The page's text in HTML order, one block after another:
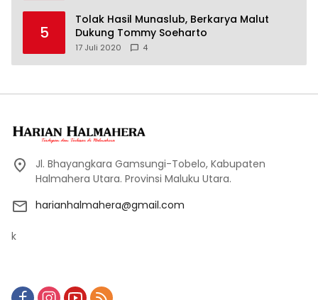
5
Tolak Hasil Munaslub, Berkarya Malut
Dukung Tommy Soeharto
17 Juli 2020 4
Jl. Bhayangkara Gamsungi-Tobelo, Kabupaten
Halmahera Utara. Provinsi Maluku Utara.
harianhalmahera@gmail.com
k